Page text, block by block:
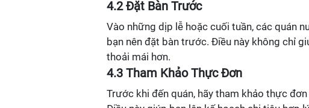
4.2 Đặt Bàn Trước
Vào những dịp lễ hoặc cuối tuần, các quán
bạn nên đặt bàn trước. Điều này không chỉ
thoải mái hơn.
4.3 Tham Khảo Thực Đơn
Trước khi đến quán, hãy tham khảo thực